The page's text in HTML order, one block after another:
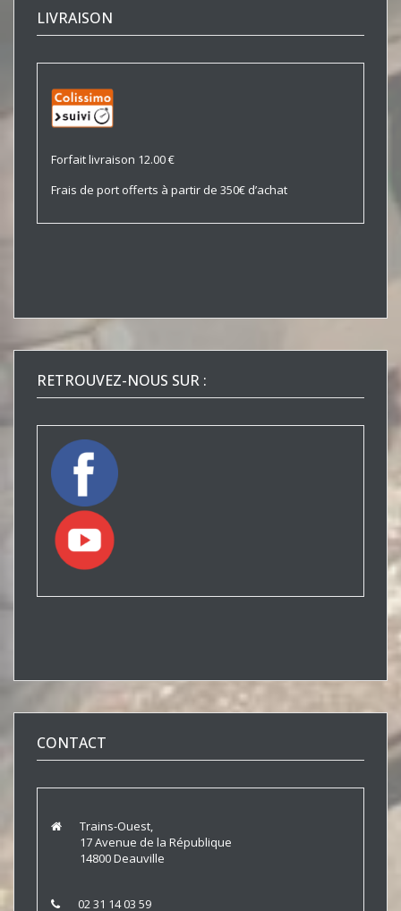
LIVRAISON
Forfait livraison 12.00 €
Frais de port offerts à partir de 350€ d’achat
RETROUVEZ-NOUS SUR :
CONTACT
Trains-Ouest,
17 Avenue de la République
14800 Deauville
02 31 14 03 59